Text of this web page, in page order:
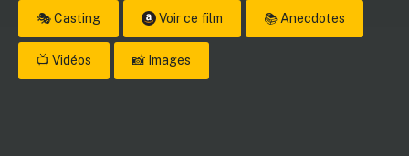
🎭 Casting Voir ce film 📚 Anecdotes
📺 Vidéos 📸 Images